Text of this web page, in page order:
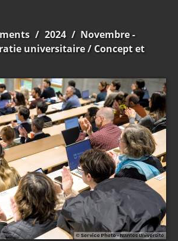
/ 2024 / Novembre -
universitaire/ Concept et